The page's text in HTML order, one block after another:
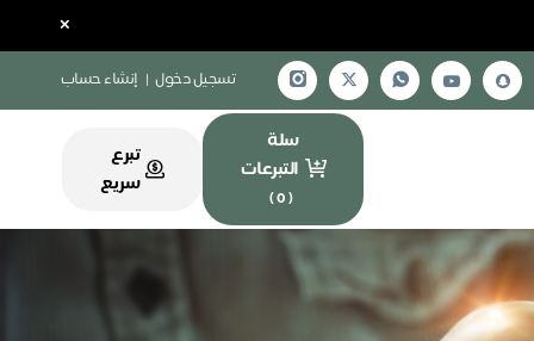
×
تسجيل دخول | إنشاء حساب
سلة
التبرعات
(
0
)
تبرع
سريع